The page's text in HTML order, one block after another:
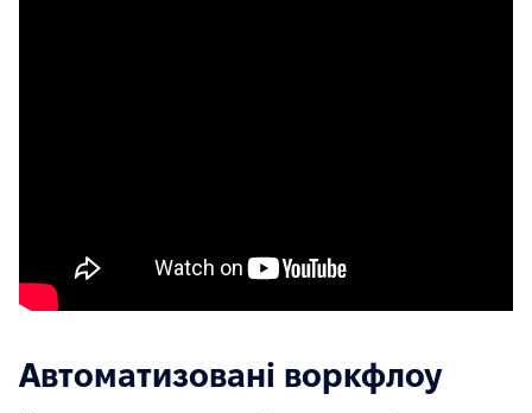
Автоматизовані воркфлоу